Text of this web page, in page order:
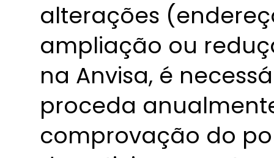
alterações
ampliação ou
na Anvisa, é
proceda
comprovação do